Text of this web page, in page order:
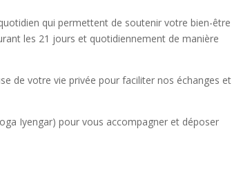
qui permettent de soutenir votre bien-être
les 21 jours et quotidiennement de manière
de votre vie privée pour faciliter nos échanges et
Iyengar) pour vous accompagner et déposer